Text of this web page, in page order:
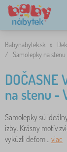
Babynabytek.sk »
/ Samolepky na
DOČASNE
na stenu -
Samolepky sú
izby. Krásny motív
vykúzli deťom .. viac